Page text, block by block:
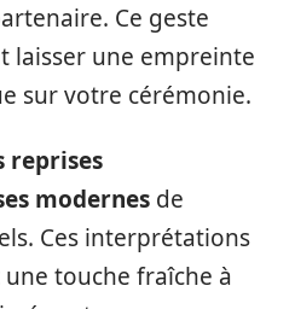
Ce geste
laisser une empreinte
sur votre cérémonie.
reprises
modernes de
Ces interprétations
touche fraîche à